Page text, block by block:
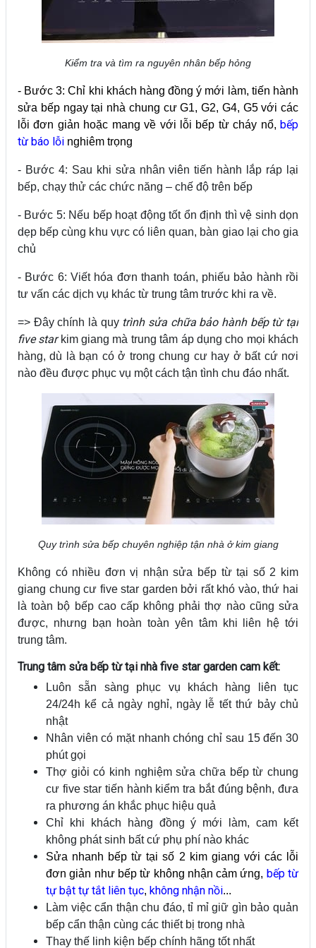
Kiểm tra và tìm ra nguyên nhân bếp hỏng
- Bước 3: Chỉ khi khách hàng đồng ý mới làm, tiến hành
sửa bếp ngay tại nhà chung cư G1, G2, G4, G5 với các
lỗi đơn giản hoặc mang về với lỗi bếp từ cháy nổ, bếp
từ báo lỗi nghiêm trọng
- Bước 4: Sau khi sửa nhân viên tiến hành lắp ráp lại
bếp, chạy thử các chức năng – chế độ trên bếp
- Bước 5: Nếu bếp hoạt động tốt ổn định thì vệ sinh dọn
dẹp bếp cùng khu vực có liên quan, bàn giao lại cho gia
chủ
- Bước 6: Viết hóa đơn thanh toán, phiếu bảo hành rồi
tư vấn các dịch vụ khác từ trung tâm trước khi ra về.
=> Đây chính là quy trình sửa chữa bảo hành bếp từ tại
five starkim giang mà trung tâm áp dụng cho mọi khách
hàng, dù là bạn có ở trong chung cư hay ở bất cứ nơi
nào đều được phục vụ một cách tận tình chu đáo nhất.
Quy trình sửa bếp chuyên nghiệp tận nhà ở kim giang
Không có nhiều đơn vị nhận sửa bếp từ tại số 2 kim
giang chung cư five star garden bởi rất khó vào, thứ hai
là toàn bộ bếp cao cấp không phải thợ nào cũng sửa
được, nhưng bạn hoàn toàn yên tâm khi liên hệ tới
trung tâm.
Trung tâm sửa bếp từ tại nhà five star garden cam kết:
Luôn sẵn sàng phục vụ khách hàng liên tục
24/24h kể cả ngày nghỉ, ngày lễ tết thứ bảy chủ
nhật
Nhân viên có mặt nhanh chóng chỉ sau 15 đến 30
phút gọi
Thợ giỏi có kinh nghiệm sửa chữa bếp từ chung
cư five star tiến hành kiểm tra bắt đúng bệnh, đưa
ra phương án khắc phục hiệu quả
Chỉ khi khách hàng đồng ý mới làm, cam kết
không phát sinh bất cứ phụ phí nào khác
Sửa nhanh bếp từ tại số 2 kim giang với các lỗi
đơn giản như bếp từ không nhận cảm ứng, bếp từ
tự bật tự tắt liên tục, không nhận nồi...
Làm việc cẩn thận chu đáo, tỉ mỉ giữ gìn bảo quản
bếp cẩn thận cùng các thiết bị trong nhà
Thay thế linh kiện bếp chính hãng tốt nhất